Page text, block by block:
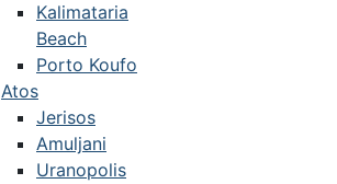
Kalimataria
Beach
Porto Koufo
Atos
Jerisos
Amuljani
Uranopolis